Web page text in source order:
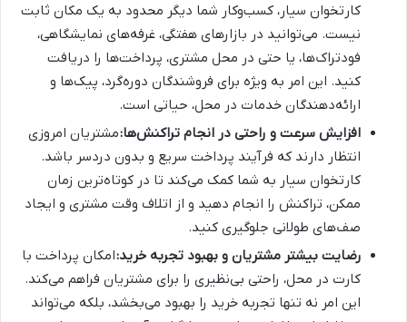
کارتخوان سیار، کسب‌وکار شما دیگر محدود به یک مکان ثابت
نیست. می‌توانید در بازارهای هفتگی، غرفه‌های نمایشگاهی،
فودتراک‌ها، یا حتی در محل مشتری، پرداخت‌ها را دریافت
کنید. این امر به ویژه برای فروشندگان دوره‌گرد، پیک‌ها و
ارائه‌دهندگان خدمات در محل، حیاتی است.
افزایش سرعت و راحتی در انجام تراکنش‌ها:مشتریان امروزی
انتظار دارند که فرآیند پرداخت سریع و بدون دردسر باشد.
کارتخوان سیار به شما کمک می‌کند تا در کوتاه‌ترین زمان
ممکن، تراکنش را انجام دهید و از اتلاف وقت مشتری و ایجاد
صف‌های طولانی جلوگیری کنید.
رضایت بیشتر مشتریان و بهبود تجربه خرید:امکان پرداخت با
کارت در محل، راحتی بی‌نظیری را برای مشتریان فراهم می‌کند.
این امر نه تنها تجربه خرید را بهبود می‌بخشد، بلکه می‌تواند